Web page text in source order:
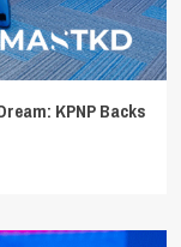
KPNP Backs